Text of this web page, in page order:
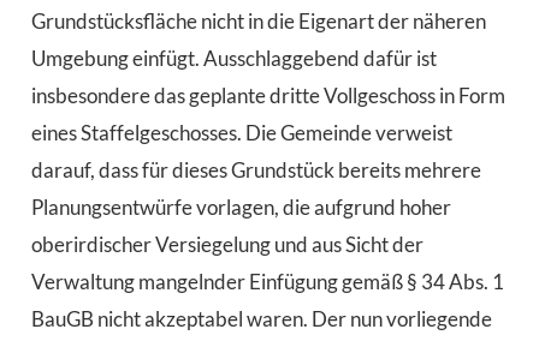
Grundstücksfläche nicht in die Eigenart der näheren
Umgebung einfügt. Ausschlaggebend dafür ist
insbesondere das geplante dritte Vollgeschoss in Form
eines Staffelgeschosses. Die Gemeinde verweist
darauf, dass für dieses Grundstück bereits mehrere
Planungsentwürfe vorlagen, die aufgrund hoher
oberirdischer Versiegelung und aus Sicht der
Verwaltung mangelnder Einfügung gemäß § 34 Abs. 1
BauGB nicht akzeptabel waren. Der nun vorliegende